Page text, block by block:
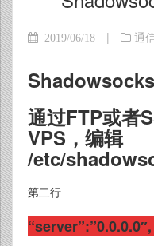
2019/06/18 | 通
通过FTP或者
VPS，编辑
/etc/
第二行
“server”:”0.0.0.0″,